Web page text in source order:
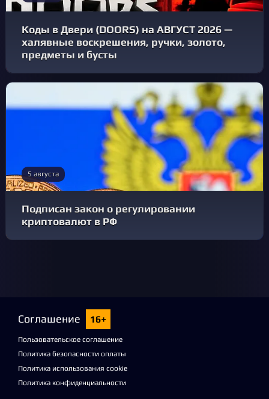
Коды в Двери (DOORS) на АВГУСТ 2026 —
халявные воскрешения, ручки, золото,
предметы и бусты
5 августа
Подписан закон о регулировании
криптовалют в РФ
Соглашение 16+
Пользовательское соглашение
Политика безопасности оплаты
Политика использования cookie
Политика конфиденциальности